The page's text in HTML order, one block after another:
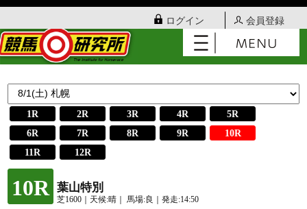
ログイン 会員登録
1R 2R 3R 4R
5R
6R
7R 8R 9R
10R
11R
12R
10R 葉山特別
芝1600｜天候:晴｜ 馬場:良｜発走:14:50